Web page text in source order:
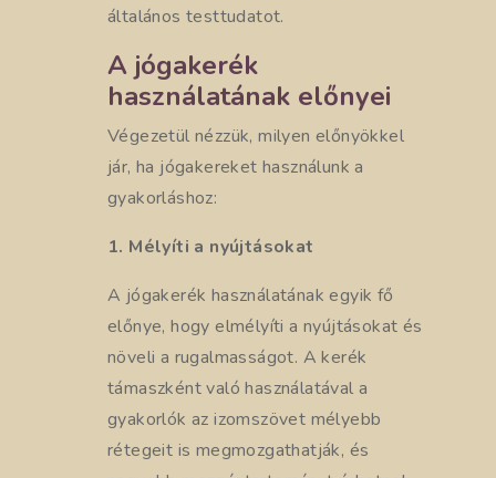
általános testtudatot.
A jógakerék
használatának előnyei
Végezetül nézzük, milyen előnyökkel
jár, ha jógakereket használunk a
gyakorláshoz:
1. Mélyíti a nyújtásokat
A jógakerék használatának egyik fő
előnye, hogy elmélyíti a nyújtásokat és
növeli a rugalmasságot. A kerék
támaszként való használatával a
gyakorlók az izomszövet mélyebb
rétegeit is megmozgathatják, és